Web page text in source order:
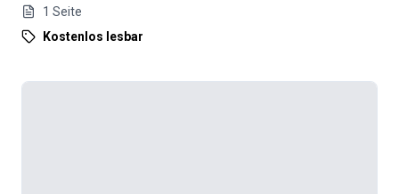
1 Seite
Kostenlos lesbar